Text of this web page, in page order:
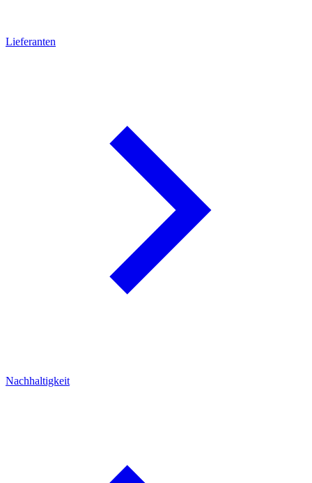
Lieferanten
Nachhaltigkeit